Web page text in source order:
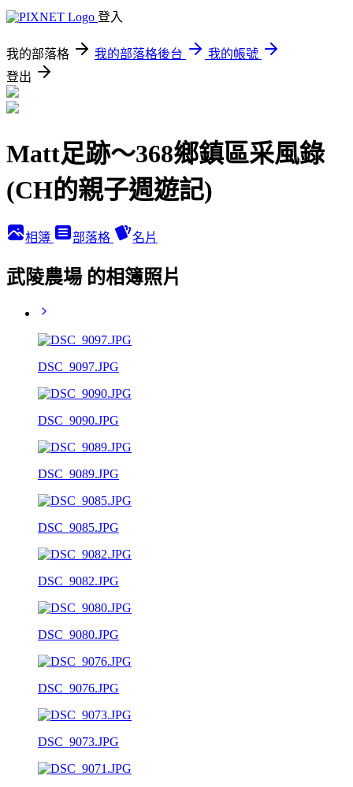
登入
我的部落格 我的部落格後台
我的帳號
登出
Matt足跡～368鄉鎮區采風錄
(CH的親子週遊記)
相簿 部落格 名片
武陵農場 的相簿照片
DSC_9097.JPG
DSC_9090.JPG
DSC_9089.JPG
DSC_9085.JPG
DSC_9082.JPG
DSC_9080.JPG
DSC_9076.JPG
DSC_9073.JPG